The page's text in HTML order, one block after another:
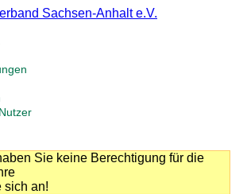
Sie keine Berechtigung für die
sich an!